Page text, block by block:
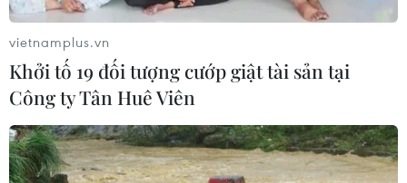
vietnamplus.vn
Khởi tố 19 đối tượng cướp giật tài sản tại
Công ty Tân Huê Viên